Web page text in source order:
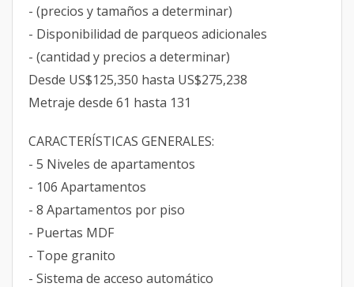
- (precios y tamaños a determinar)
- Disponibilidad de parqueos adicionales
- (cantidad y precios a determinar)
Desde US$125,350 hasta US$275,238
Metraje desde 61 hasta 131
CARACTERÍSTICAS GENERALES:
- 5 Niveles de apartamentos
- 106 Apartamentos
- 8 Apartamentos por piso
- Puertas MDF
- Tope granito
- Sistema de acceso automático